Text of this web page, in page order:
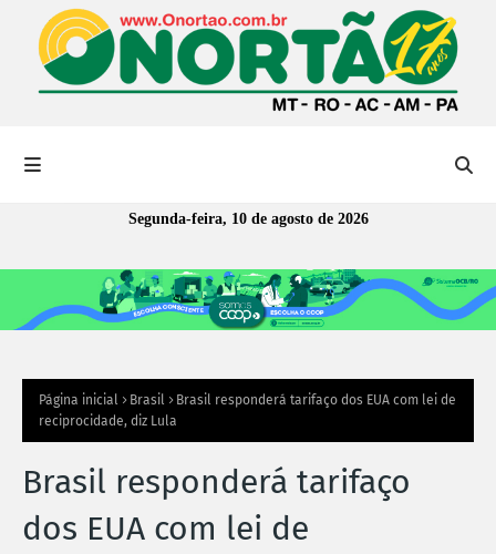
Segunda-feira, 10 de agosto de 2026
Página inicial Brasil
Brasil responderá tarifaço dos EUA com lei de
reciprocidade, diz Lula
Brasil responderá tarifaço
dos EUA com lei de